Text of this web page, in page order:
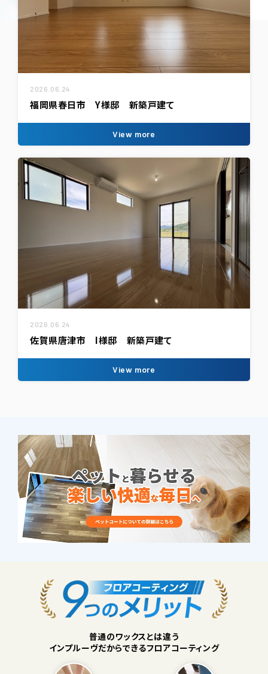
2026.06.24
福岡県春日市 Y様邸 新築戸建て
View more
2026.06.24
佐賀県唐津市 I様邸 新築戸建て
View more
普通のワックスとは違う
インプルーヴだからできるフロアコーティング